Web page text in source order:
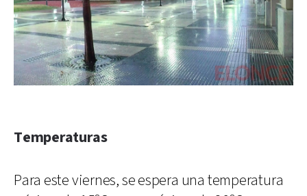
Temperaturas
Para este viernes, se espera una temperatura